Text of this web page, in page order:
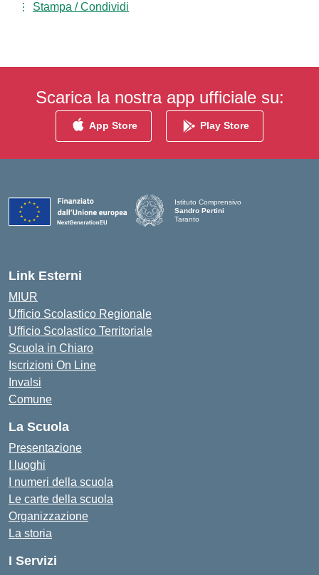
Stampa / Condividi
Scarica la nostra app ufficiale su:
App Store Play Store
Istituto Comprensivo
Sandro Pertini
Taranto
Link Esterni
MIUR
Ufficio Scolastico Regionale
Ufficio Scolastico Territoriale
Scuola in Chiaro
Iscrizioni On Line
Invalsi
Comune
La Scuola
Presentazione
I luoghi
I numeri della scuola
Le carte della scuola
Organizzazione
La storia
I Servizi